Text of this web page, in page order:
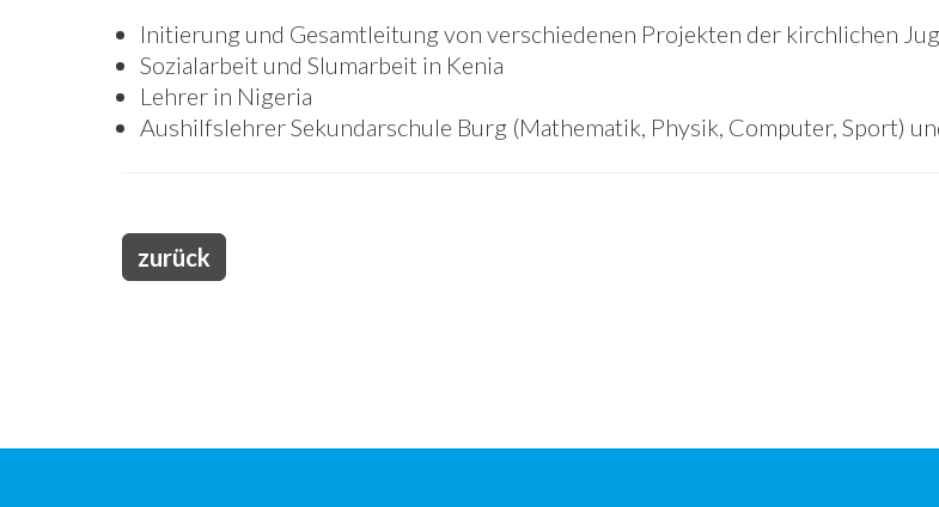
Initierung und Gesamtleitung von verschiedenen Projekten der kirchlichen
Sozialarbeit und Slumarbeit in Kenia
Lehrer in Nigeria
Aushilfslehrer Sekundarschule Burg (Mathematik, Physik, Computer, Sport)
zurück